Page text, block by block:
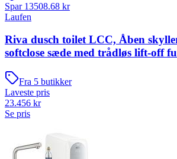
Spar 13508.68 kr
Laufen
Riva dusch toilet LCC, Åben
softclose sæde med trådløs lift-off
Fra 5 butikker
Laveste pris
23.456 kr
Se pris